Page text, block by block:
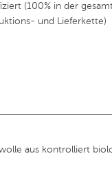
(100% in der
und Lieferkette)
aus kontrolliert